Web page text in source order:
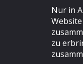
Nur in
zu